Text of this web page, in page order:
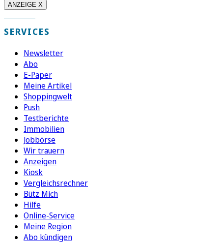
ANZEIGE X
SERVICES
Newsletter
Abo
E-Paper
Meine Artikel
Shoppingwelt
Push
Testberichte
Immobilien
Jobbörse
Wir trauern
Anzeigen
Kiosk
Vergleichsrechner
Bütz Mich
Hilfe
Online-Service
Meine Region
Abo kündigen